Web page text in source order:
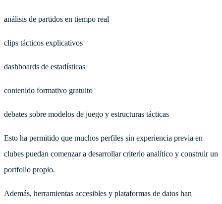
análisis de partidos en tiempo real
clips tácticos explicativos
dashboards de estadísticas
contenido formativo gratuito
debates sobre modelos de juego y estructuras tácticas
Esto ha permitido que muchos perfiles sin experiencia previa en
clubes puedan comenzar a desarrollar criterio analítico y construir un
portfolio propio.
Además, herramientas accesibles y plataformas de datos han